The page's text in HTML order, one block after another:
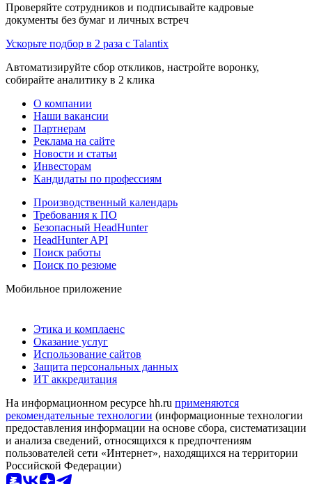
Проверяйте сотрудников и подписывайте кадровые
документы без бумаг и личных встреч
Ускорьте подбор в 2 раза с Talantix
Автоматизируйте сбор откликов, настройте воронку,
собирайте аналитику в 2 клика
О компании
Наши вакансии
Партнерам
Реклама на сайте
Новости и статьи
Инвесторам
Кандидаты по профессиям
Производственный календарь
Требования к ПО
Безопасный HeadHunter
HeadHunter API
Поиск работы
Поиск по резюме
Мобильное приложение
Этика и комплаенс
Оказание услуг
Использование сайтов
Защита персональных данных
ИТ аккредитация
На информационном ресурсе hh.ru применяются
рекомендательные технологии (информационные технологии
предоставления информации на основе сбора, систематизации
и анализа сведений, относящихся к предпочтениям
пользователей сети «Интернет», находящихся на территории
Российской Федерации)